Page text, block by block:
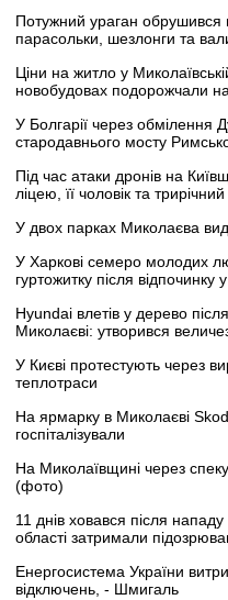
Потужний ураган обрушився
парасольки, шезлонги та
Ціни на житло у
новобудовах подорожчали
У Болгарії через
стародавнього мосту
Під час атаки дронів на
ліцею, її чоловік та
У двох парках Миколаєва
У Харкові семеро молодих
гуртожитку після
Hyundai влетів у дерево
Миколаєві: утворився
У Києві протестують через
теплотраси
На ярмарку в Миколаєві
госпіталізували
На Миколаївщині через
(фото)
11 днів ховався після
області затримали
Енергосистема України
відключень, - Шмигаль